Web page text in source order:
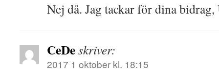
Nej då. Jag tackar för dina
CeDeskriver:
2017 1 oktober kl. 18:15